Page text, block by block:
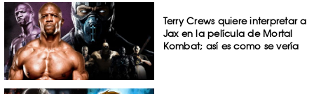
Terry Crews quiere interpretar a
Jax en la película de Mortal
Kombat; así es como se vería